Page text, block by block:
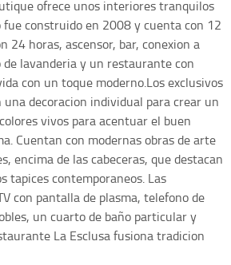
ofrece unos interiores tranquilos
fue construido en 2008 y cuenta con 12
24 horas, ascensor, bar, conexion a
lavanderia y un restaurante con
con un toque moderno.Los exclusivos
decoracion individual para crear un
vivos para acentuar el buen
Cuentan con modernas obras de arte
encima de las cabeceras, que destacan
tapices contemporaneos. Las
con pantalla de plasma, telefono de
un cuarto de baño particular y
La Esclusa fusiona tradicion